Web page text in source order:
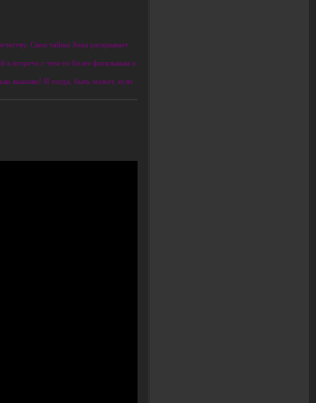
Свои тайны Зона раскрывает
к встрече с чем-то более фатальным и
выживи! И тогда, быть может, если